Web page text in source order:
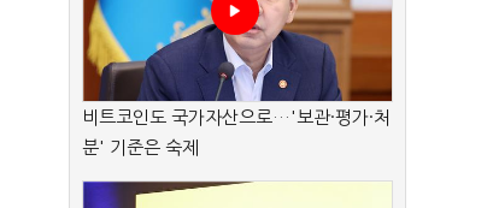
비트코인도 국가자산으로…'보관·평가·처
분' 기준은 숙제